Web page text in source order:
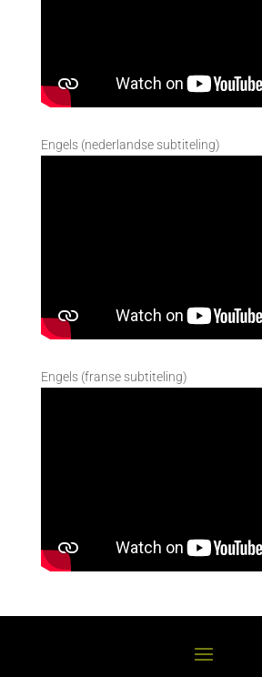
Engels (nederlandse subtiteling)
Engels (franse subtiteling)